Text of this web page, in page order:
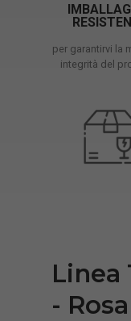
per garantirvi la
integrità del
Linea
-